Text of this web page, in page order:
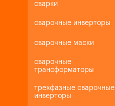
сварки
сварочные инверторы
сварочные маски
сварочные
трансформаторы
трехфазные сварочные
инверторы